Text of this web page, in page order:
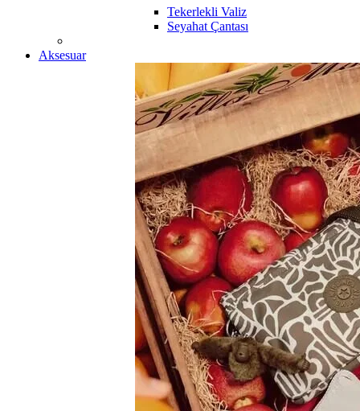
Tekerlekli Valiz
Seyahat Çantası
Aksesuar